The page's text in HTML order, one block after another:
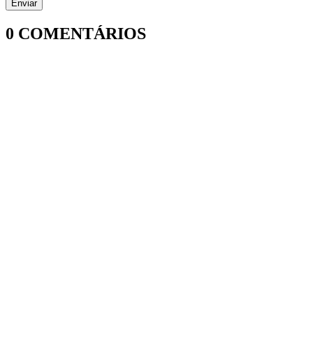
0 COMENTÁRIOS